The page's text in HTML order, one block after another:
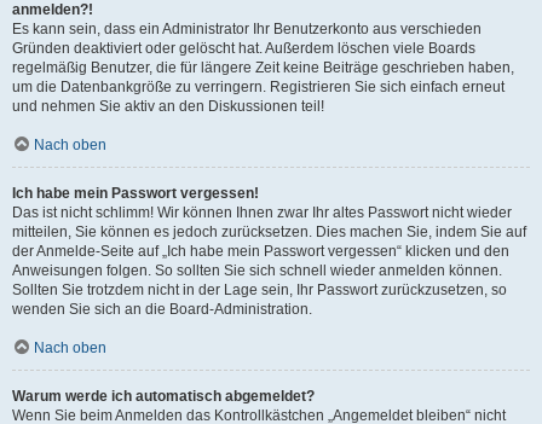
anmelden?!
Es kann sein, dass ein Administrator Ihr Benutzerkonto aus verschieden
Gründen deaktiviert oder gelöscht hat. Außerdem löschen viele Boards
regelmäßig Benutzer, die für längere Zeit keine Beiträge geschrieben haben,
um die Datenbankgröße zu verringern. Registrieren Sie sich einfach erneut
und nehmen Sie aktiv an den Diskussionen teil!
Nach oben
Ich habe mein Passwort vergessen!
Das ist nicht schlimm! Wir können Ihnen zwar Ihr altes Passwort nicht wieder
mitteilen, Sie können es jedoch zurücksetzen. Dies machen Sie, indem Sie auf
der Anmelde-Seite auf „Ich habe mein Passwort vergessen“ klicken und den
Anweisungen folgen. So sollten Sie sich schnell wieder anmelden können.
Sollten Sie trotzdem nicht in der Lage sein, Ihr Passwort zurückzusetzen, so
wenden Sie sich an die Board-Administration.
Nach oben
Warum werde ich automatisch abgemeldet?
Wenn Sie beim Anmelden das Kontrollkästchen „Angemeldet bleiben“ nicht